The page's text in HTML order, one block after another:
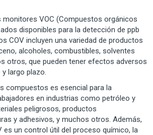
monitores VOC (Compuestos orgánicos
disponibles para la detección de ppb
COV incluyen una variedad de productos
alcoholes, combustibles, solventes
otros, que pueden tener efectos adversos
largo plazo.
compuestos es esencial para la
en industrias como petróleo y
peligrosos, productos
y adhesivos, y muchos otros. Además,
es un control útil del proceso químico, la